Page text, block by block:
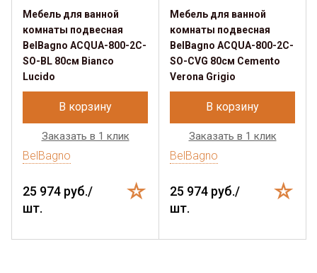
Мебель для ванной
комнаты подвесная
BelBagno ACQUA-800-2C-
SO-BL 80см Bianco
Lucido
В корзину
Заказать в 1 клик
BelBagno
25 974 руб./
шт.
Мебель для ванной
комнаты подвесная
BelBagno ACQUA-800-2C-
SO-CVG 80см Cemento
Verona Grigio
В корзину
Заказать в 1 клик
BelBagno
25 974 руб./
шт.